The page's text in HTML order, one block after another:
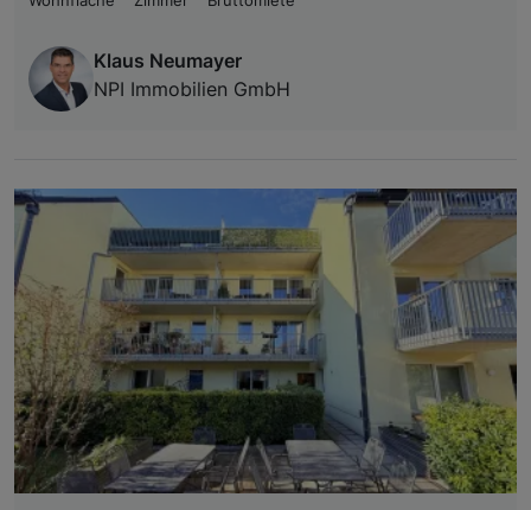
Klaus Neumayer
NPI Immobilien GmbH